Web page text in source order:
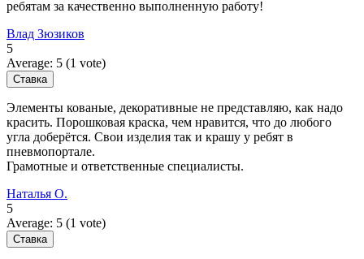
ребятам за качественно выполненную работу!
Влад Зюзиков
5
Average: 5 (1 vote)
Элементы кованые, декоративные не представляю, как надо
красить. Порошковая краска, чем нравится, что до любого
угла доберётся. Свои изделия так и крашу у ребят в
пневмопортале.
Грамотные и ответственные специалисты.
Наталья О.
5
Average: 5 (1 vote)